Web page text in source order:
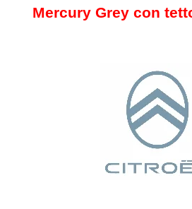
Mercury Grey con